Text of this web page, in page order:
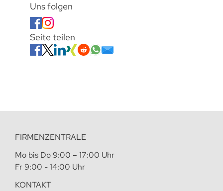
Uns folgen
Seite teilen
FIRMENZENTRALE
Mo bis Do 9:00 – 17:00 Uhr
Fr 9:00 - 14:00 Uhr
KONTAKT